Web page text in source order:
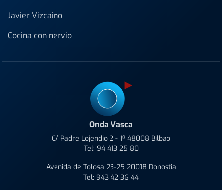
Javier Vizcaino
Cocina con nervio
Onda Vasca
C/ Padre Lojendio 2 - 1º 48008 Bilbao
Tel: 94 413 25 80
Avenida de Tolosa 23-25 20018 Donostia
Tel: 943 42 36 44